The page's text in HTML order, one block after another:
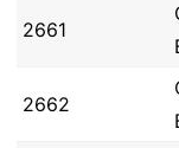
2661
2662